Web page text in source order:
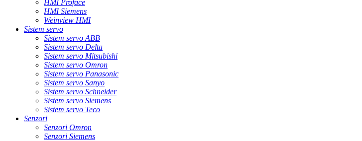
HMI Proface
HMI Siemens
Weinview HMI
Sistem servo
Sistem servo ABB
Sistem servo Delta
Sistem servo Mitsubishi
Sistem servo Omron
Sistem servo Panasonic
Sistem servo Sanyo
Sistem servo Schneider
Sistem servo Siemens
Sistem servo Teco
Senzori
Senzori Omron
Senzori Siemens